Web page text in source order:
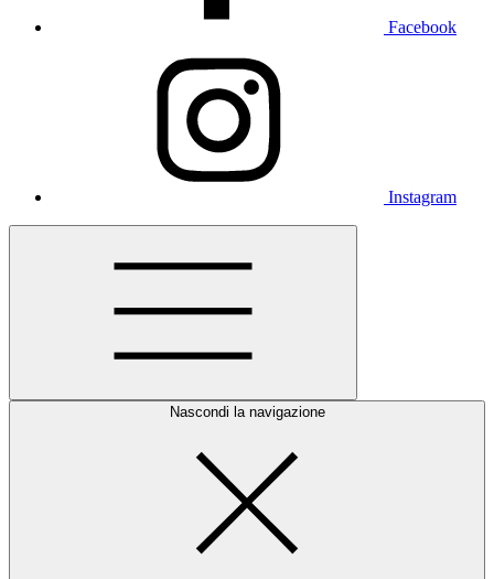
Facebook
Instagram
Nascondi la navigazione